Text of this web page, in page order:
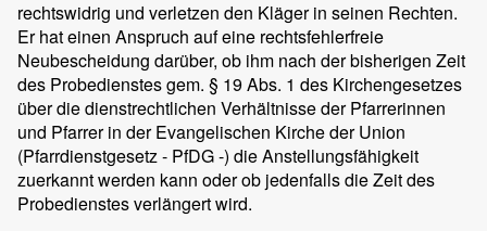
rechtswidrig und verletzen den Kläger in seinen Rechten.
Er hat einen Anspruch auf eine rechtsfehlerfreie
Neubescheidung darüber, ob ihm nach der bisherigen Zeit
des Probedienstes gem. § 19 Abs. 1 des Kirchengesetzes
über die dienstrechtlichen Verhältnisse der Pfarrerinnen
und Pfarrer in der Evangelischen Kirche der Union
(Pfarrdienstgesetz - PfDG -) die Anstellungsfähigkeit
zuerkannt werden kann oder ob jedenfalls die Zeit des
Probedienstes verlängert wird.